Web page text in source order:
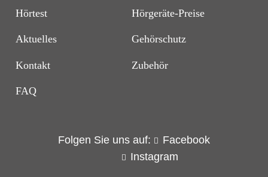
Hörtest
Aktuelles
Kontakt
FAQ
Hörgeräte-Preise
Gehörschutz
Zubehör
Folgen Sie uns auf:
Facebook
Instagram